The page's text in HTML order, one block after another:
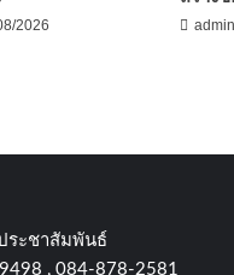
2026
ะชาสัมพันธ์
, 084-878-2581